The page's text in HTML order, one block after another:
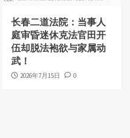
长春二道法院：当事人
庭审昏迷休克法官田开
伍却脱法袍欲与家属动
武！
2026年7月15日 0